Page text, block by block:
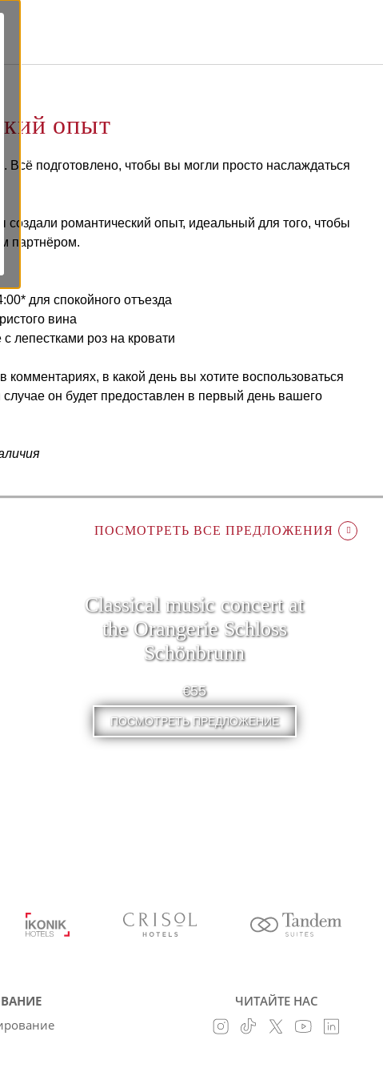
опыт
Всё подготовлено, чтобы вы могли просто наслаждаться
романтический опыт, идеальный для того, чтобы
партнёром.
для спокойного отъезда
вина
лепестками роз на кровати
комментариях, в какой день вы хотите воспользоваться
он будет предоставлен в первый день вашего
ПОСМОТРЕТЬ ВСЕ ПРЕДЛОЖЕНИЯ
Classical music concert at
the Orangerie Schloss
Schönbrunn
€55
ПОСМОТРЕТЬ ПРЕДЛОЖЕНИЕ
ЧИТАЙТЕ НАС